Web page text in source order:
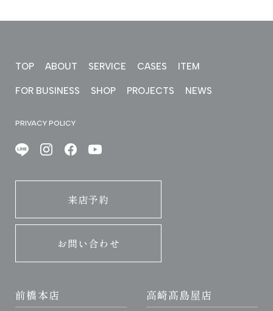
TOP ABOUT SERVICE CASES ITEM
FOR BUSINESS SHOP PROJECTS NEWS
PRIVACY POLICY
来店予約
お問い合わせ
前橋本店 高崎髙島屋店